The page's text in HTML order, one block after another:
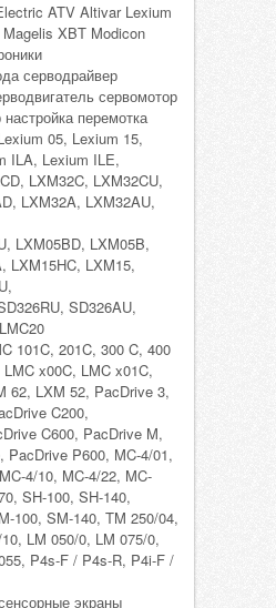
ATV Altivar Lexium
XBT Modicon
серводрайвер
сервомотор
перемотка
05, Lexium 15,
ILA, Lexium ILE,
LXM32C, LXM32CU,
LXM32A, LXM32AU,
LXM05BD, LXM05B,
LXM15HC, LXM15,
SD326AU,
101C, 201C, 300 C, 400
x00C, LMC x01C,
62, LXM 52, PacDrive 3,
C200,
C600, PacDrive M,
PacDrive P600, MC-4/01,
4/10, MC-4/22, MC-
SH-100, SH-140,
100, SM-140, TM 250/04,
LM 050/0, LM 075/0,
P4s-F / P4s-R, P4i-F /
экраны